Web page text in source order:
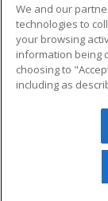
Career
Military
Help
© 2026
reserved.
We and our
technologies to
your browsing
information being
choosing to
including as